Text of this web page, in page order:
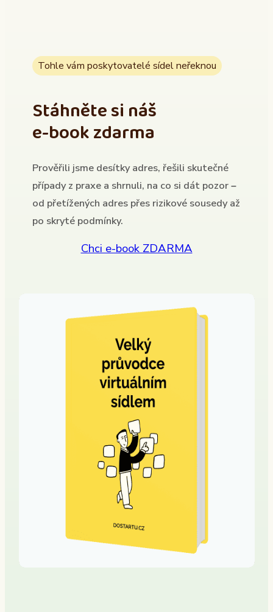
Tohle vám poskytovatelé sídel neřeknou
Stáhněte si náš
e-book zdarma
Prověřili jsme desítky adres, řešili skutečné
případy z praxe a shrnuli, na co si dát pozor –
od přetížených adres přes rizikové sousedy až
po skryté podmínky.
Chci e-book ZDARMA